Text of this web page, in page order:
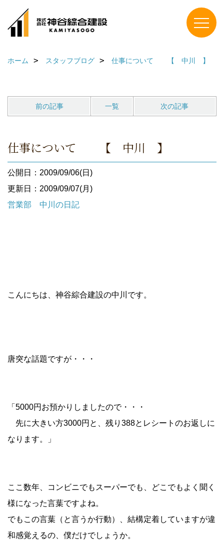
ホーム スタッフブログ 仕事について 【 中川 】
前の記事 一覧 次の記事
仕事について 【 中川 】
公開日：2009/09/06(日)
更新日：2009/09/07(月)
営業部 中川の日記
こんにちは、神谷綜合建設の中川です。
唐突な話題ですが・・・
「5000円お預かりしましたので・・・
先に大きい方3000円と、残り388とレシートのお返しに
なります。」
ここ数年、コンビニでもスーパーでも、どこでもよく聞く
様になった言葉ですよね。
でもこの言葉（と言うか行動）、結構定着していますが違
和感覚えるの、僕だけでしょうか。